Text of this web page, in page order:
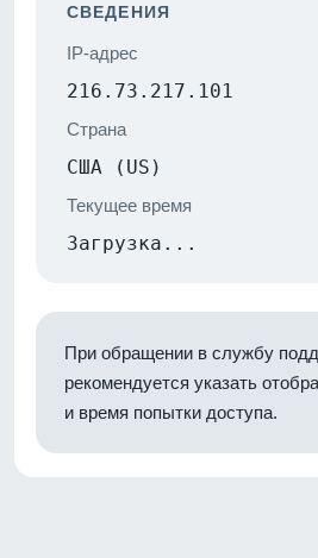
СВЕДЕНИЯ
IP-адрес
216.73.217.101
Страна
США (US)
Текущее время
Загрузка...
При обращении в службу
рекомендуется указать
и время попытки доступа.